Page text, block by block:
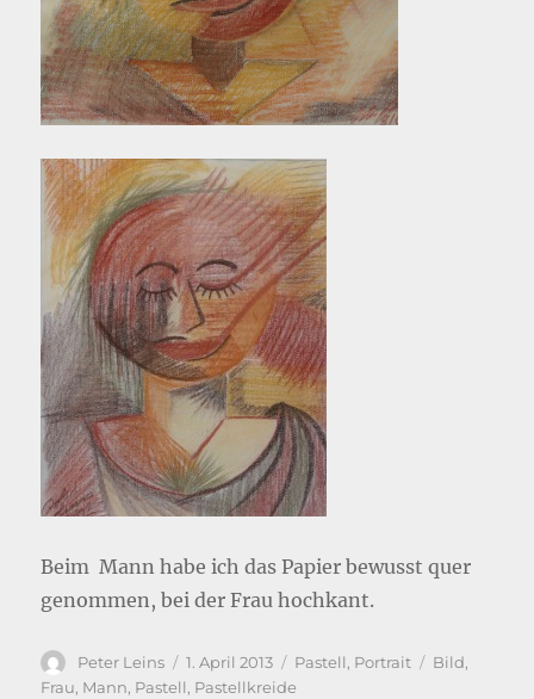
Beim Mann habe ich das Papier bewusst quer
genommen, bei der Frau hochkant.
Autor
Peter Leins
Veröffentlicht
am
1. April 2013 Kategorien
Pastell, Portrait Bild,
Frau, Mann, Pastell, Pastellkreide